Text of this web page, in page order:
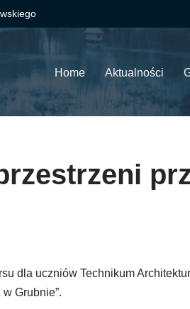
Home Aktualności
dla uczniów Technikum
Grubnie”.